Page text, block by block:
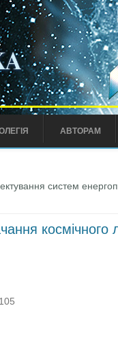
АВТОРАМ
систем
космічного